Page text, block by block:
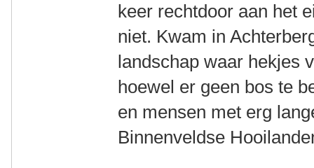
keer rechtdoor aan het
niet. Kwam in
landschap waar hekjes
hoewel er geen bos te
en mensen met erg
Binnenveldse